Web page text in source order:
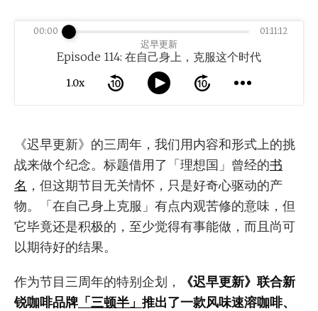
迟早更新
Episode 114: 在自己身上，克服这个时代
1.0x
00:00 01:11:12
《迟早更新》的三周年，我们用内容和形式上的挑
战来做个纪念。标题借用了「理想国」曾经的书
名 ，但这期节目无关情怀，只是好奇心驱动的产
物。「在自己身上克服」有点内观苦修的意味，但
它毕竟还是积极的，至少觉得有事能做，而且尚可
以期待好的结果。
作为节目三周年的特别企划，
《迟早更新》联合新
锐咖啡品牌 「三顿半」 推出了一款风味速溶咖啡、